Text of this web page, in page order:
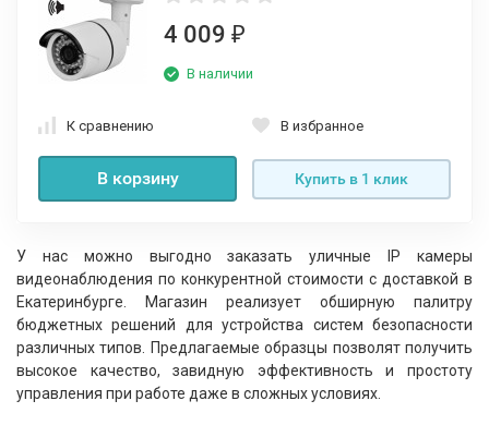
4 009 ₽
В наличии
К сравнению В избранное
В корзину Купить в 1 клик
У нас можно выгодно заказать уличные IP камеры
видеонаблюдения по конкурентной стоимости с доставкой в
Екатеринбурге. Магазин реализует обширную палитру
бюджетных решений для устройства систем безопасности
различных типов. Предлагаемые образцы позволят получить
высокое качество, завидную эффективность и простоту
управления при работе даже в сложных условиях.